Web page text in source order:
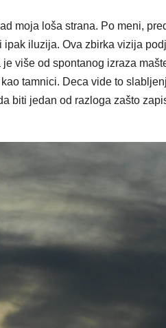
moja loša strana. Po meni,
iluzija. Ova zbirka vizija
više od spontanog izraza
tamnici. Deca vide to
biti jedan od razloga zašto